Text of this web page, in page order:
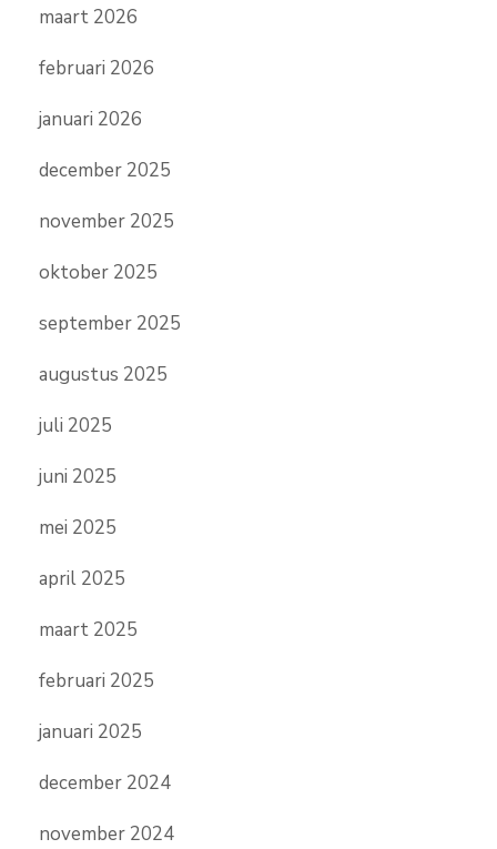
maart 2026
februari 2026
januari 2026
december 2025
november 2025
oktober 2025
september 2025
augustus 2025
juli 2025
juni 2025
mei 2025
april 2025
maart 2025
februari 2025
januari 2025
december 2024
november 2024